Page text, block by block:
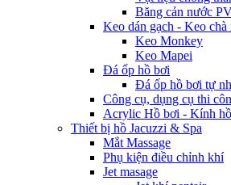
Băng cản nước
Keo dán gạch - Keo chà
Keo Monkey
Keo Mapei
Đá ốp hồ bơi
Đá ốp hồ bơi tự
Công cụ, dụng cụ thi
Acrylic Hồ bơi - Kính
Thiết bị hồ Jacuzzi & Spa
Mắt Massage
Phụ kiện điều chỉnh khí
Jet masage